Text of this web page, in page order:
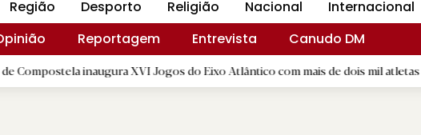
Região Desporto Religião Nacional
Internacional
Reportagem Entrevista
Canudo DM
inaugura XVI Jogos do Eixo Atlântico com mais de dois mil atletas | B.